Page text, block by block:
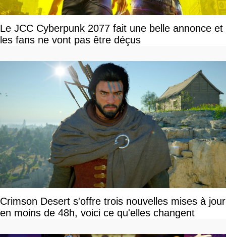
Le JCC Cyberpunk 2077 fait une belle annonce et
les fans ne vont pas être déçus
Crimson Desert s'offre trois nouvelles mises à jour
en moins de 48h, voici ce qu'elles changent